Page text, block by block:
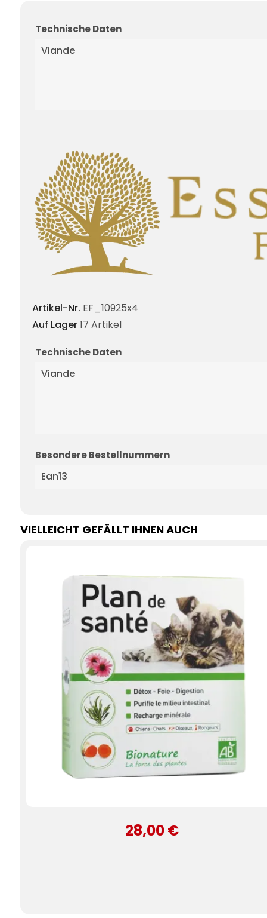
Technische Daten
Viande
Artikel-Nr. EF_10925x4
Auf Lager17 Artikel
Technische Daten
Viande
Besondere Bestellnummern
Ean13
VIELLEICHT GEFÄLLT IHNEN AUCH
28,00 €